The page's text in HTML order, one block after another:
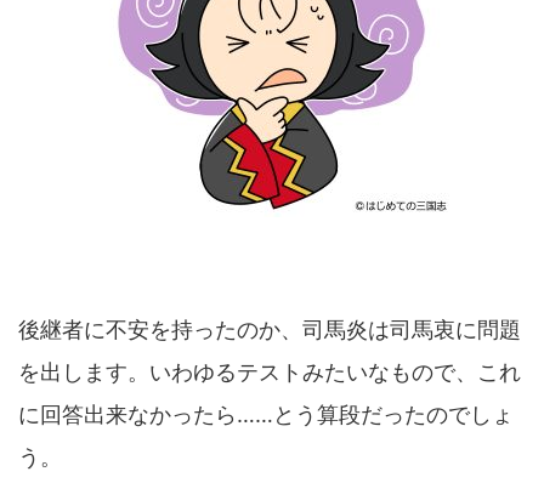
後継者に不安を持ったのか、司馬炎は司馬衷に問題
を出します。いわゆるテストみたいなもので、これ
に回答出来なかったら……とう算段だったのでしょ
う。